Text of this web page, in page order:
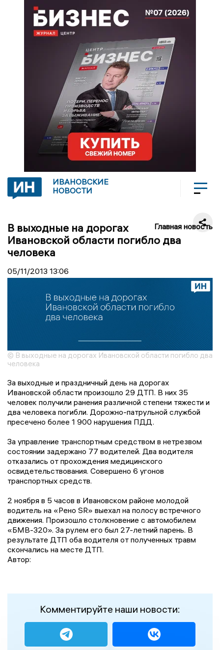
ИВАНОВСКИЕ
НОВОСТИ
Главная новость
В выходные на дорогах
Ивановской области погибло два
человека
05/11/2013 13:06
© В выходные на дорогах Ивановской области погибло два
человека
За выходные и праздничный день на дорогах
Ивановской области произошло 29 ДТП. В них 35
человек получили ранения различной степени тяжести и
два человека погибли. Дорожно-патрульной службой
пресечено более 1 900 нарушения ПДД.
За управление транспортным средством в нетрезвом
состоянии задержано 77 водителей. Два водителя
отказались от прохождения медицинского
освидетельствования. Совершено 6 угонов
транспортных средств.
2 ноября в 5 часов в Ивановском районе молодой
водитель на «Рено SR» выехал на полосу встречного
движения. Произошло столкновение с автомобилем
«БМВ-320». За рулем его был 27-летний парень. В
результате ДТП оба водителя от полученных травм
скончались на месте ДТП.
Автор:
Комментируйте наши новости: